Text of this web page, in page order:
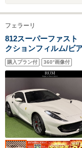
フェラーリ
812スーパーファス
クションフィルム/ビ
ダプティブヘッドラ
ウムEXパイプ/レーシ
ファイS
購入プラン付 360°画像付